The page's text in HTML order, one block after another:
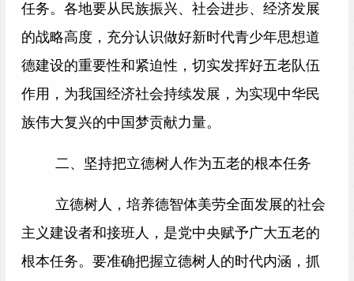
任务。各地要从民族振兴、社会进步、经济发展
的战略高度，充分认识做好新时代青少年思想道
德建设的重要性和紧迫性，切实发挥好五老队伍
作用，为我国经济社会持续发展，为实现中华民
族伟大复兴的中国梦贡献力量。
二、坚持把立德树人作为五老的根本任务
立德树人，培养德智体美劳全面发展的社会
主义建设者和接班人，是党中央赋予广大五老的
根本任务。要准确把握立德树人的时代内涵，抓